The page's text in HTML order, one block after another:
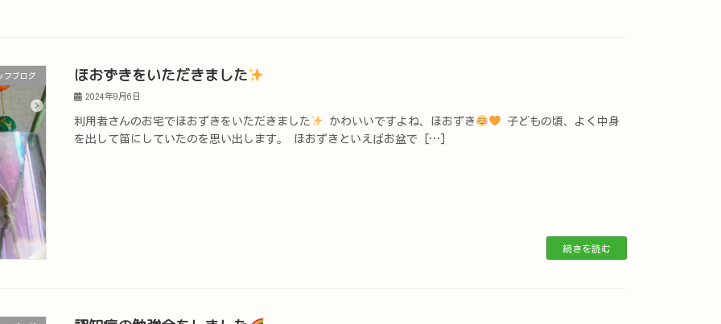
フブログ ほおずきをいただきました
2024年9月6日
利用者さんのお宅でほおずきをいただきました かわいいですよね、ほおずき
子どもの頃、よく中身
を出して笛にしていたのを思い出します。 ほおずきといえばお盆で […]
続きを読む